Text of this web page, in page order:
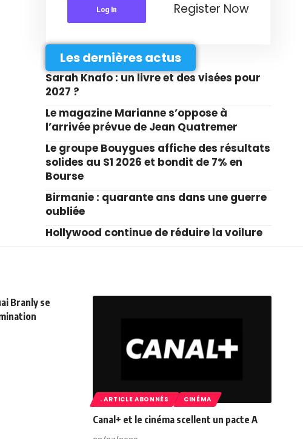
Log In Register Now
Les dernières actus
Sarah Knafo : un livre et des visées pour
2027 ?
Le magazine Marianne s’oppose à
l’arrivée prévue de Jean Quatremer
Le groupe Bouygues affiche des résultats
solides au S1 2026 et bondit de 7% en
Bourse
Birmanie : quarante ans dans une guerre
oubliée
Hollywood continue de réduire la voilure
Branly se
. ARTICLE ABONNÉS CINÉMA
Canal+ et le cinéma scellent un pacte A